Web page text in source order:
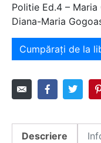
Politie Ed.4 – Maria
Diana-Maria
Cumpărați de la
Descriere